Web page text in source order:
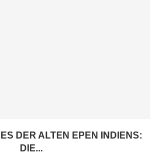
DER ALTEN EPEN INDIENS:
DIE...